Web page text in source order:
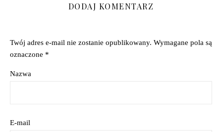
DODAJ KOMENTARZ
Twój adres e-mail nie zostanie opublikowany. Wymagane pola są
oznaczone *
Nazwa
E-mail